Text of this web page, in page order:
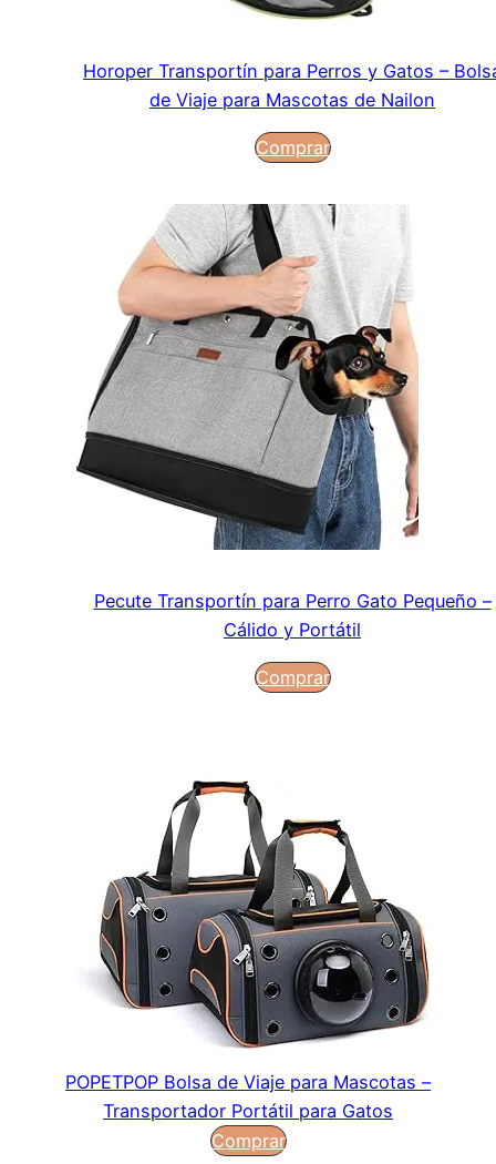
Horoper Transportín para Perros y Gatos –
de Viaje para Mascotas de Nailon
Comprar
Pecute Transportín para Perro Gato Pequeño –
Cálido y Portátil
Comprar
POPETPOP Bolsa de Viaje para Mascotas –
Transportador Portátil para Gatos
Comprar